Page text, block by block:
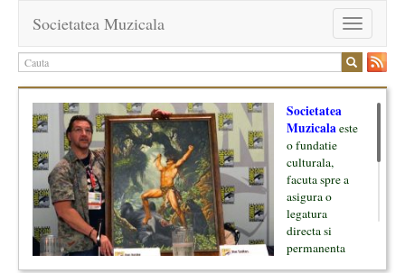
Toggle
navigation
Societatea Muzicala
Societatea
Muzicalaeste
o fundatie
culturala,
facuta spre a
asigura o
legatura
directa si
permanenta